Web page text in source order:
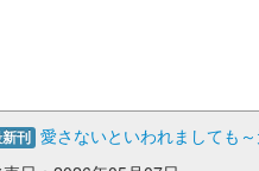
刊 愛さないといわれましても